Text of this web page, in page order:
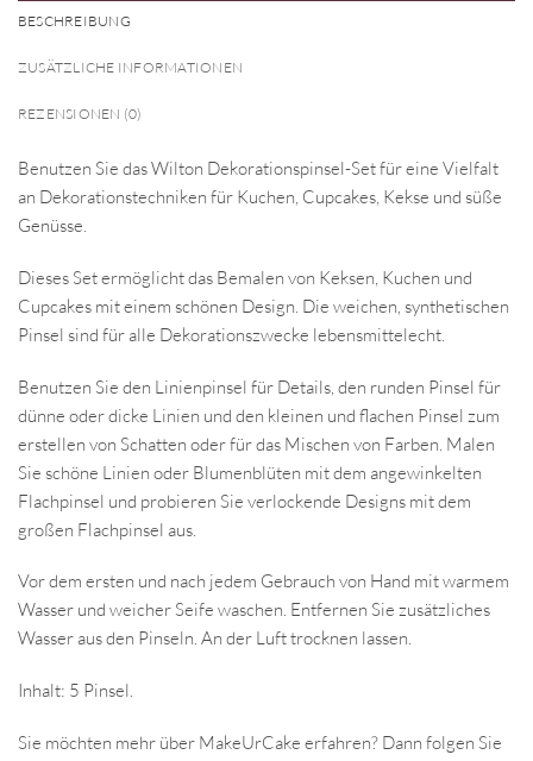
BESCHREIBUNG
ZUSÄTZLICHE INFORMATIONEN
REZENSIONEN (0)
Benutzen Sie das Wilton Dekorationspinsel-Set für eine Vielfalt
an Dekorationstechniken für Kuchen, Cupcakes, Kekse und süße
Genüsse.
Dieses Set ermöglicht das Bemalen von Keksen, Kuchen und
Cupcakes mit einem schönen Design. Die weichen, synthetischen
Pinsel sind für alle Dekorationszwecke lebensmittelecht.
Benutzen Sie den Linienpinsel für Details, den runden Pinsel für
dünne oder dicke Linien und den kleinen und flachen Pinsel zum
erstellen von Schatten oder für das Mischen von Farben. Malen
Sie schöne Linien oder Blumenblüten mit dem angewinkelten
Flachpinsel und probieren Sie verlockende Designs mit dem
großen Flachpinsel aus.
Vor dem ersten und nach jedem Gebrauch von Hand mit warmem
Wasser und weicher Seife waschen. Entfernen Sie zusätzliches
Wasser aus den Pinseln. An der Luft trocknen lassen.
Inhalt: 5 Pinsel.
Sie möchten mehr über MakeUrCake erfahren? Dann folgen Sie